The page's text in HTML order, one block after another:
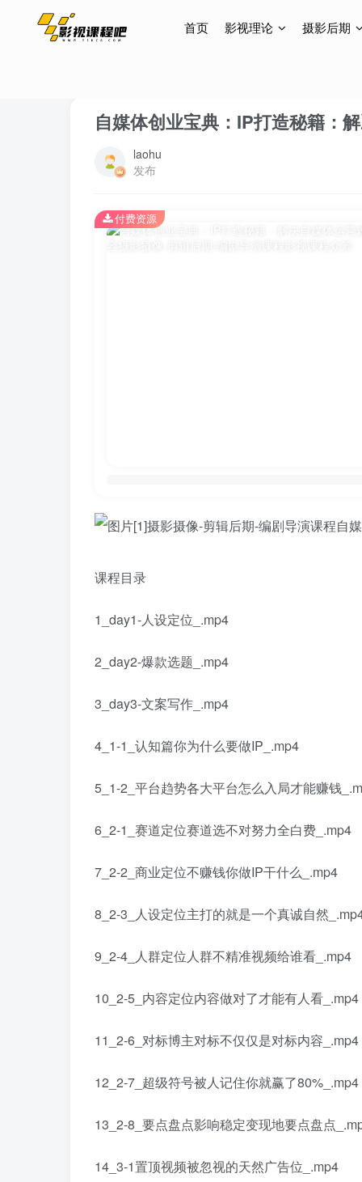
首页 影视理论 摄影后期
自媒体创业宝典：IP打造秘籍：
laohu
发布
付费资源
课程目录
1_day1-人设定位_.mp4
2_day2-爆款选题_.mp4
3_day3-文案写作_.mp4
4_1-1_认知篇你为什么要做IP_.mp4
5_1-2_平台趋势各大平台怎么入局才能赚钱
6_2-1_赛道定位赛道选不对努力全白费_.mp4
7_2-2_商业定位不赚钱你做IP干什么_.mp4
8_2-3_人设定位主打的就是一个真诚自然
9_2-4_人群定位人群不精准视频给谁看_.mp4
10_2-5_内容定位内容做对了才能有人看_.mp4
11_2-6_对标博主对标不仅仅是对标内容_.mp4
12_2-7_超级符号被人记住你就赢了80%_.mp4
13_2-8_要点盘点影响稳定变现地要点盘点
14_3-1置顶视频被忽视的天然广告位_.mp4